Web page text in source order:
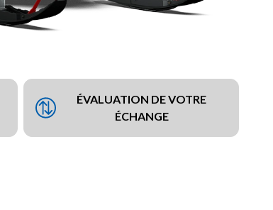
ÉVALUATION DE VOTRE
ÉCHANGE